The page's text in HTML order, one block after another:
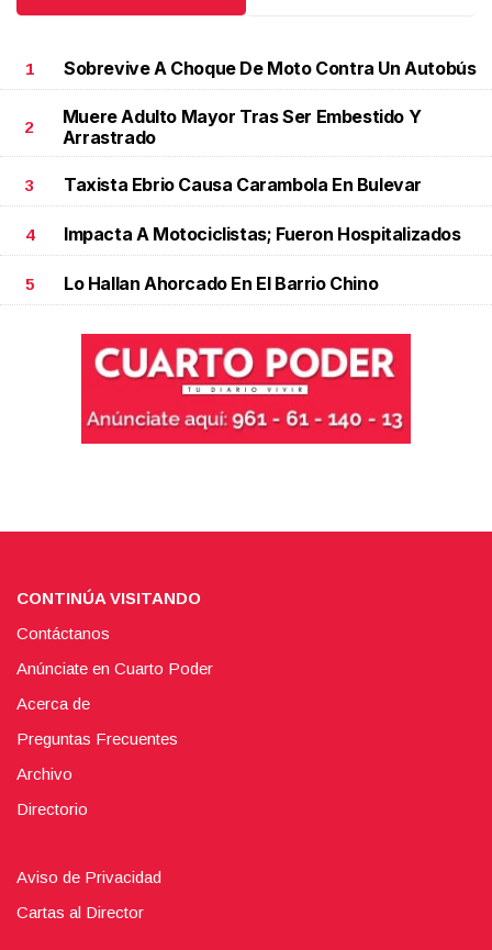
1 Sobrevive A Choque De Moto Contra Un Autobús
2
Muere Adulto Mayor Tras Ser Embestido Y
Arrastrado
3 Taxista Ebrio Causa Carambola En Bulevar
4 Impacta A Motociclistas; Fueron Hospitalizados
5 Lo Hallan Ahorcado En El Barrio Chino
CONTINÚA VISITANDO
Contáctanos
Anúnciate en Cuarto Poder
Acerca de
Preguntas Frecuentes
Archivo
Directorio
Aviso de Privacidad
Cartas al Director